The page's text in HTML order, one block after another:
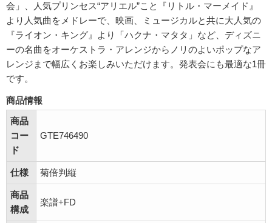
会」、人気プリンセス“アリエル”こと『リトル・マーメイド』
より人気曲をメドレーで、映画、ミュージカルと共に大人気の
『ライオン・キング』より「ハクナ・マタタ」など、ディズニ
ーの名曲をオーケストラ・アレンジからノリのよいポップなア
レンジまで幅広くお楽しみいただけます。発表会にも最適な1冊
です。
商品情報
商品
コー
ド
GTE746490
仕様 菊倍判縦
商品
構成
楽譜+FD